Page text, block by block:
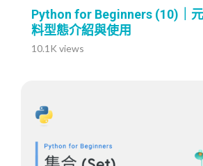
Python for Beginners (10)｜
料型態介紹與使用
10.1K views